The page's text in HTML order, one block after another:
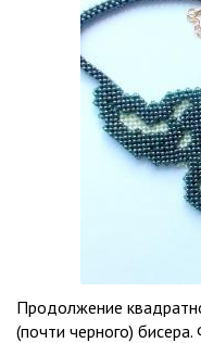
Продолжение
(почти черного)